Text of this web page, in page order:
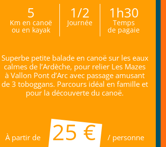
5
Km en canoë
ou en kayak
1/2
Journée
1h30
Temps
de pagaie
Superbe petite balade en canoë sur les eaux
calmes de l’Ardèche, pour relier Les Mazes
à Vallon Pont d’Arc avec passage amusant
de 3 toboggans. Parcours idéal en famille et
pour la découverte du canoë.
À partir de 25 € / personne